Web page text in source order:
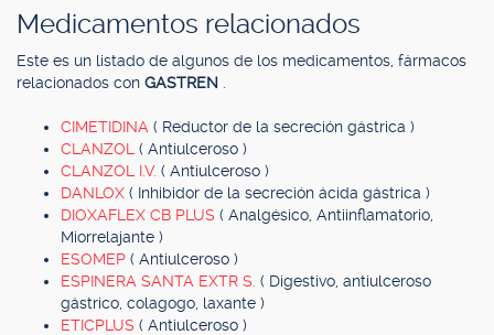
Medicamentos relacionados
Este es un listado de algunos de los medicamentos, fármacos
relacionados con GASTREN
CIMETIDINA ( Reductor de la secreción gástrica )
CLANZOL ( Antiulceroso )
CLANZOL I.V. ( Antiulceroso )
DANLOX ( Inhibidor de la secreción ácida gástrica )
DIOXAFLEX CB PLUS ( Analgésico, Antiinflamatorio,
Miorrelajante )
ESOMEP ( Antiulceroso )
ESPINERA SANTA EXTR S. ( Digestivo, antiulceroso
gástrico, colagogo, laxante )
ETICPLUS ( Antiulceroso )